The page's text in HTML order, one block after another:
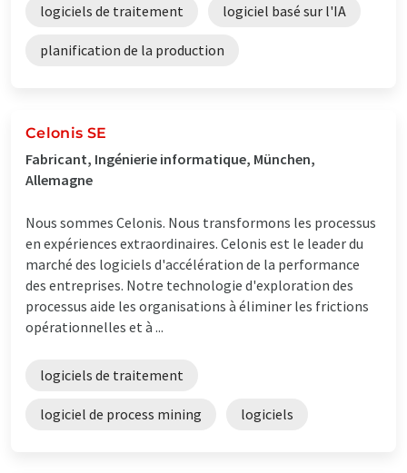
logiciels de traitement logiciel basé sur l'IA
planification de la production
Celonis SE
Fabricant, Ingénierie informatique, München,
Allemagne
Nous sommes Celonis. Nous transformons les processus
en expériences extraordinaires. Celonis est le leader du
marché des logiciels d'accélération de la performance
des entreprises. Notre technologie d'exploration des
processus aide les organisations à éliminer les frictions
opérationnelles et à ...
logiciels de traitement
logiciel de process mining logiciels